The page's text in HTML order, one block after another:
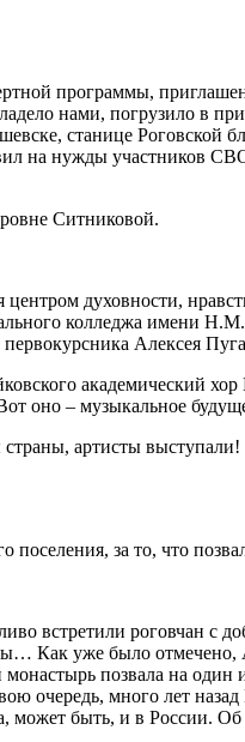
программы,
нами, погрузило в
станице Роговской
на нужды участников
Ситниковой.
духовности,
колледжа имени
Алексея
академический
оно – музыкальное
артисты
за то, что
встретили роговчан
Как уже было отмечено,
позвала на
очередь, много лет
быть, и в России.